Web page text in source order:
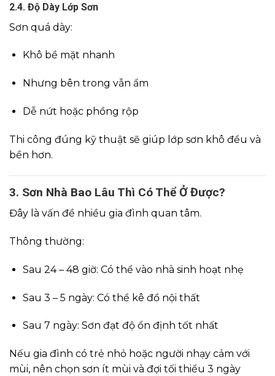
2.4. Độ Dày Lớp Sơn
Sơn quá dày:
Khô bề mặt nhanh
Nhưng bên trong vẫn ẩm
Dễ nứt hoặc phồng rộp
Thi công đúng kỹ thuật sẽ giúp lớp sơn khô đều và
bền hơn.
3. Sơn Nhà Bao Lâu Thì Có Thể Ở Được?
Đây là vấn đề nhiều gia đình quan tâm.
Thông thường:
Sau 24 – 48 giờ: Có thể vào nhà sinh hoạt nhẹ
Sau 3 – 5 ngày: Có thể kê đồ nội thất
Sau 7 ngày: Sơn đạt độ ổn định tốt nhất
Nếu gia đình có trẻ nhỏ hoặc người nhạy cảm với
mùi, nên chọn sơn ít mùi và đợi tối thiểu 3 ngày